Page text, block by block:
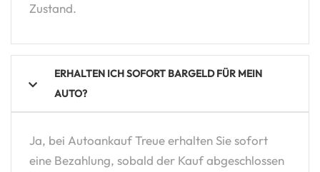
Zustand.
ERHALTEN ICH SOFORT BARGELD FÜR MEIN
AUTO?
Ja, bei Autoankauf Treue erhalten Sie sofort
eine Bezahlung, sobald der Kauf abgeschlossen